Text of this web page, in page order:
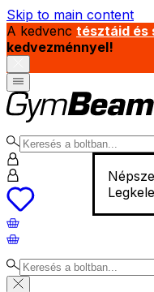
Skip to main content
A kedvenc tésztáid és
kedvezménnyel!